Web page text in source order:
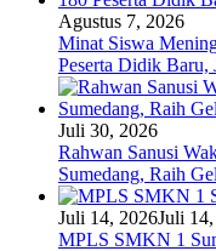
Agustus 7, 2026
Minat Siswa
Peserta Didik Baru,
Juli 30, 2026
Rahwan Sanusi
Sumedang, Raih
Juli 14, 2026Juli
MPLS SMKN 1